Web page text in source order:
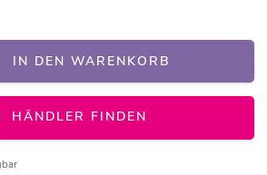
IN DEN WARENKORB
HÄNDLER FINDEN